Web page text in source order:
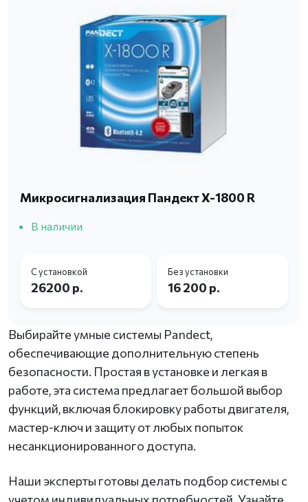
Микросигнализация Пандект X-1800 R
В наличии
С установкой
26200 р.
Без установки
16 200 р.
Выбирайте умные системы Pandect,
обеспечивающие дополнительную степень
безопасности. Простая в установке и легкая в
работе, эта система предлагает большой выбор
функций, включая блокировку работы двигателя,
мастер-ключ и защиту от любых попыток
несанкционированного доступа.
Наши эксперты готовы делать подбор системы с
учетом индивидуальных потребностей. Узнайте